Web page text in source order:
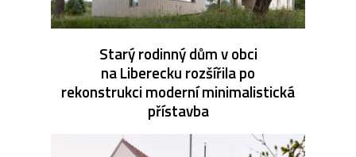
Starý rodinný dům v obci
na Liberecku rozšířila po
rekonstrukci moderní minimalistická
přístavba